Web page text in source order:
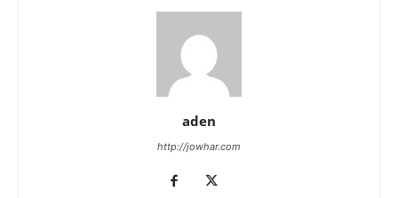
aden
http://jowhar.com